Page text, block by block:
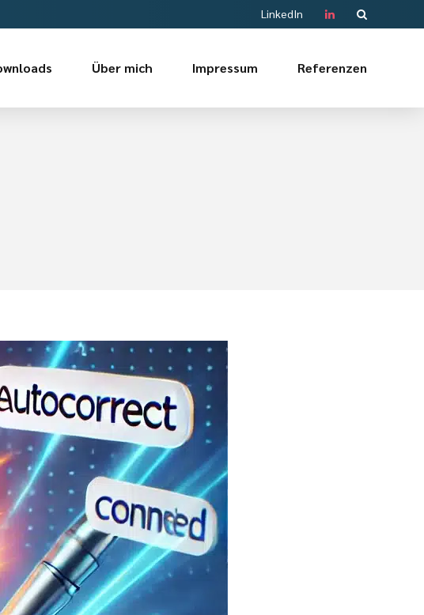
LinkedIn
Über mich Impressum Referenzen